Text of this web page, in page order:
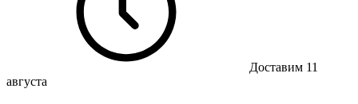
Доставим 11
августа